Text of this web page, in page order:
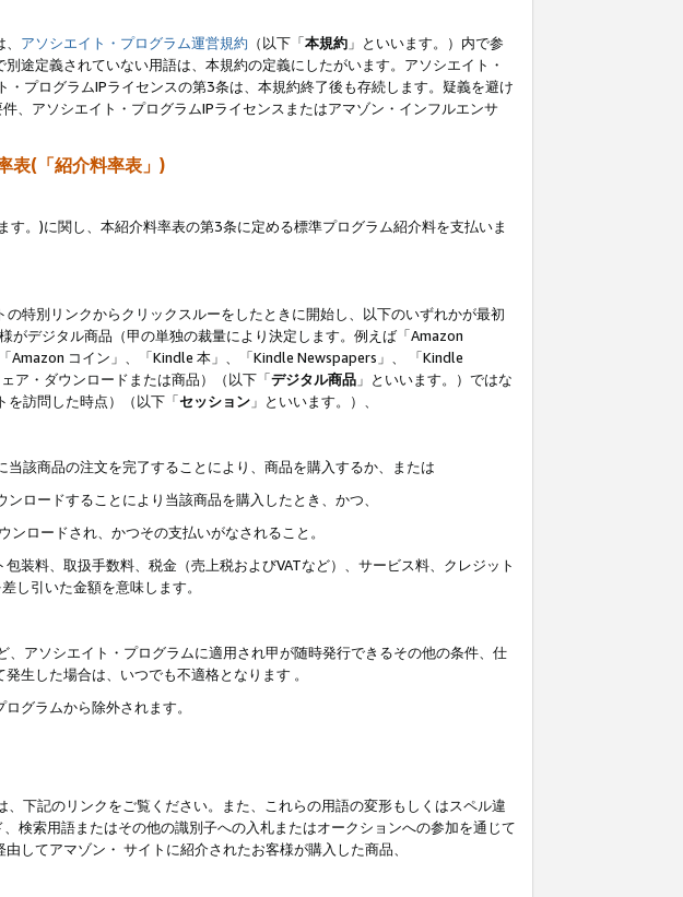
アソシエイト・プログラム運営規約 （以下「本規約 」といいます。）内で参
途定義されていない用語は、本規約の定義にしたがいます。アソシエイト・
プログラムIPライセンスの第3条は、本規約終了後も存続します。疑義を避け
、アソシエイト・プログラムIPライセンスまたはアマゾン・インフルエンサ
表(「紹介料率表」)
す。)に関し、本紹介料率表の第3条に定める標準プログラム紹介料を支払いま
特別リンクからクリックスルーをしたときに開始し、以下のいずれかが最初
デジタル商品（甲の単独の裁量により決定します。例えば「Amazon
Amazon コイン」、「Kindle 本」、「Kindle Newspapers」、 「Kindle
ア・ダウンロードまたは商品）（以下「デジタル商品 」といいます。）ではな
を訪問した時点）（以下「セッション 」といいます。）、
該商品の注文を完了することにより、商品を購入するか、または
ロードすることにより当該商品を購入したとき、かつ、
ロードされ、かつその支払いがなされること。
装料、取扱手数料、税金（売上税およびVATなど）、サービス料、クレジット
し引いた金額を意味します。
アソシエイト・プログラムに適用され甲が随時発行できるその他の条件、仕
生した場合は、いつでも不適格となります 。
グラムから除外されます。
下記のリンクをご覧ください。また、これらの用語の変形もしくはスペル違
検索用語またはその他の識別子への入札またはオークションへの参加を通じて
してアマゾン・ サイトに紹介されたお客様が購入した商品、